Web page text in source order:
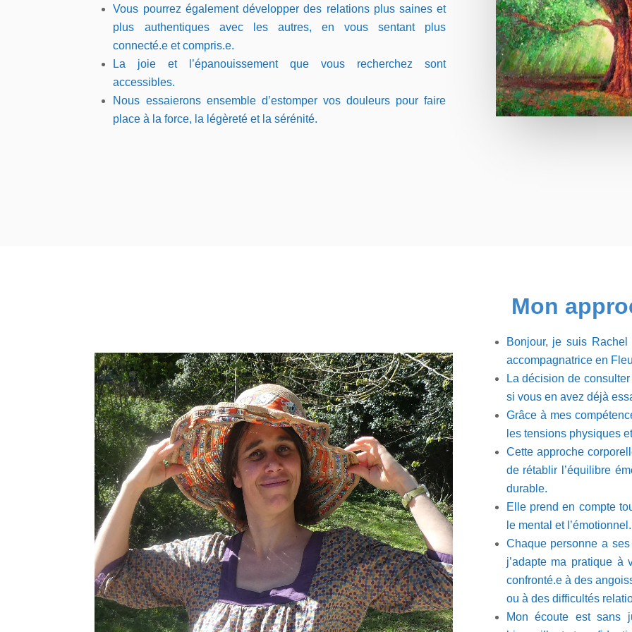
Vous pourrez également développer des relations plus saines et
plus authentiques avec les autres, en vous sentant plus
connecté.e et compris.e.
La joie et l’épanouissementque vous recherchez sont
accessibles.
Nous essaierons ensemble d’estomper vos douleurs pour faire
place à laforce, la légèreté et la sérénité.
Mon
Bonjour, je suis
accompagnatrice en
La décision de
si vous en avez déjà
Grâce à mes
les tensions physiques
Cette approche
de rétablir l’équilibre
durable.
Elle prend en compte
le mental et l’émotionnel.
Chaque personne a
j’adapte ma pratique à
confronté.e à des
ou à des difficultés
Mon écoute est sans